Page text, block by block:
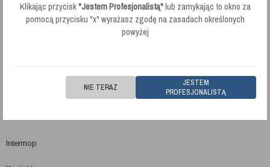
Intermop
Klikając przycisk"Jestem Profesjonalistą"lub zamykając to okno za
pomocą przycisku "x" wyrażasz zgodę na zasadach określonych
powyżej
JESTEM
PROFESJONALISTĄ
NIE TERAZ